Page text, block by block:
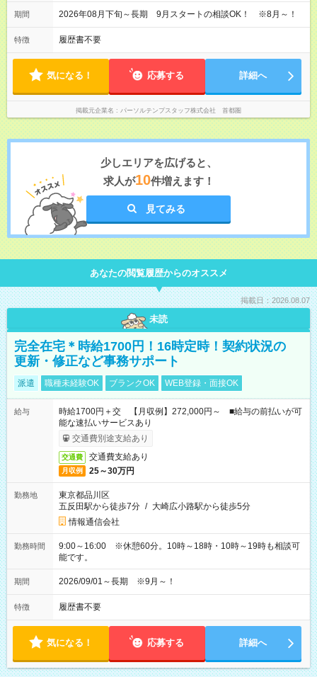
期間 2026年08月下旬～長期 9月スタートの相談OK！ ※8月～！
特徴 履歴書不要
気になる！ 応募する 詳細へ
掲載元企業名 パーソルテンプスタッフ株式会社 首都圏
少しエリアを広げると、
求人が10件増えます！
見てみる
あなたの閲覧履歴からのオススメ
掲載日：2026.08.07
未読
完全在宅＊時給1700円！16時定時！契約状況の
更新・修正など事務サポート
派遣 職種未経験OK ブランクOK WEB登録・面接OK
給与
時給1700円＋交 【月収例】272,000円～ ■給与の前払いが可
能な速払いサービスあり
交通費別途支給あり
交通費 交通費支給あり
月収例 25～30万円
勤務地
東京都品川区
五反田駅から徒歩7分 / 大崎広小路駅から徒歩5分
情報通信会社
勤務時間
9:00～16:00 ※休憩60分。10時～18時・10時～19時も相談可
能です。
期間 2026/09/01～長期 ※9月～！
特徴 履歴書不要
気になる！ 応募する 詳細へ